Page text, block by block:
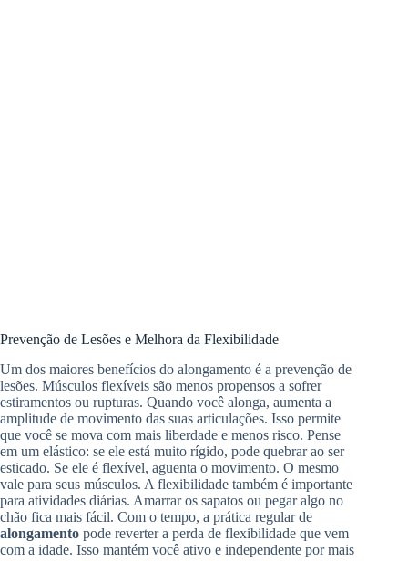
Prevenção de Lesões e Melhora da Flexibilidade
Um dos maiores benefícios do alongamento é a prevenção de
lesões. Músculos flexíveis são menos propensos a sofrer
estiramentos ou rupturas. Quando você alonga, aumenta a
amplitude de movimento das suas articulações. Isso permite
que você se mova com mais liberdade e menos risco. Pense
em um elástico: se ele está muito rígido, pode quebrar ao ser
esticado. Se ele é flexível, aguenta o movimento. O mesmo
vale para seus músculos. A flexibilidade também é importante
para atividades diárias. Amarrar os sapatos ou pegar algo no
chão fica mais fácil. Com o tempo, a prática regular de
alongamento pode reverter a perda de flexibilidade que vem
com a idade. Isso mantém você ativo e independente por mais